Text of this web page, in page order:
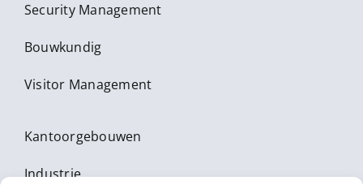
Security Management
Bouwkundig
Visitor Management
Kantoorgebouwen
Industrie